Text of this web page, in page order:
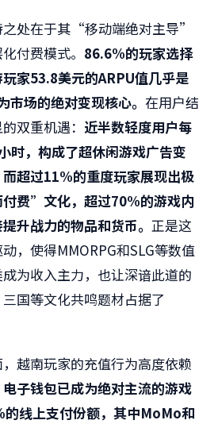
处在于其“移动端绝对主导”
付费模式。 86.6%的玩家选择
家53.8美元的ARPU值几乎是
市场的绝对变现核心。 在用户结
双重机遇： 近半数轻度用户每
时，构成了超休闲游戏广告变
超过11%的重度玩家展现出极
费” 文化，超过70%的游戏内
升战力的物品和货币。 正是这
，使得MMORPG和SLG等数值
为收入主力，也让深谙此道的
国等文化共鸣题材占据了
越南玩家的充值行为高度依赖
电子钱包已成为绝对主流的游戏
的线上支付份额，其中MoMo和